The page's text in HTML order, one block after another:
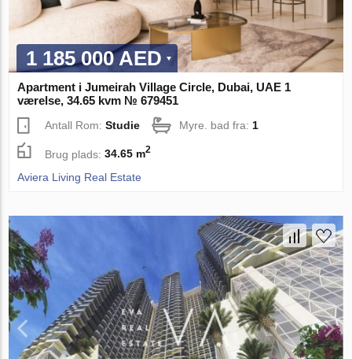
1 185 000 AED
Apartment i Jumeirah Village Circle, Dubai, UAE 1
værelse, 34.65 kvm № 679451
Antall Rom:Studie Myre. bad fra: 1
Brug plads:34.65 m2
Aviera Living Real Estate